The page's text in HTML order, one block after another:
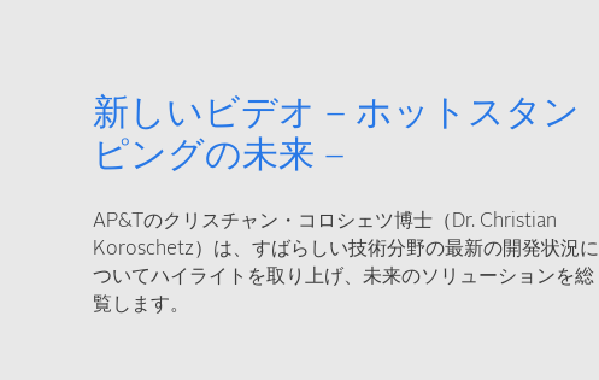
新しいビデオ – ホットスタン
ピングの未来 –
AP&Tのクリスチャン・コロシェツ博士（Dr. Christian
Koroschetz）は、すばらしい技術分野の最新の開発状況に
ついてハイライトを取り上げ、未来のソリューションを総
覧します。